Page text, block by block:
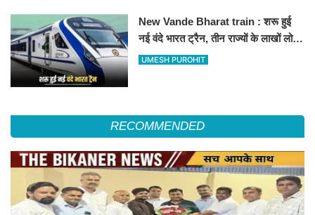
New Vande Bharat train : शरू हुई
नई वंदे भारत ट्रैन, तीन राज्यों के लाखों लोगों
का सफर होगा आसान, देखें पूरा रूटमैप
UMESH PUROHIT
RECOMMENDED